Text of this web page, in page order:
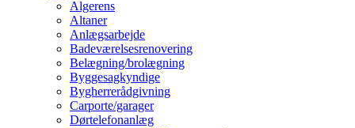
Algerens
Altaner
Anlægsarbejde
Badeværelsesrenovering
Belægning/brolægning
Byggesagkyndige
Bygherrerådgivning
Carporte/garager
Dørtelefonanlæg